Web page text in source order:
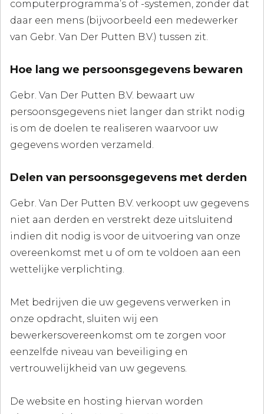
computerprogramma’s of -systemen, zonder dat
daar een mens (bijvoorbeeld een medewerker
van Gebr. Van Der Putten B.V.) tussen zit.
Hoe lang we persoonsgegevens bewaren
Gebr. Van Der Putten B.V. bewaart uw
persoonsgegevens niet langer dan strikt nodig
is om de doelen te realiseren waarvoor uw
gegevens worden verzameld.
Delen van persoonsgegevens met derden
Gebr. Van Der Putten B.V. verkoopt uw gegevens
niet aan derden en verstrekt deze uitsluitend
indien dit nodig is voor de uitvoering van onze
overeenkomst met u of om te voldoen aan een
wettelijke verplichting.
Met bedrijven die uw gegevens verwerken in
onze opdracht, sluiten wij een
bewerkersovereenkomst om te zorgen voor
eenzelfde niveau van beveiliging en
vertrouwelijkheid van uw gegevens.
De website en hosting hiervan worden